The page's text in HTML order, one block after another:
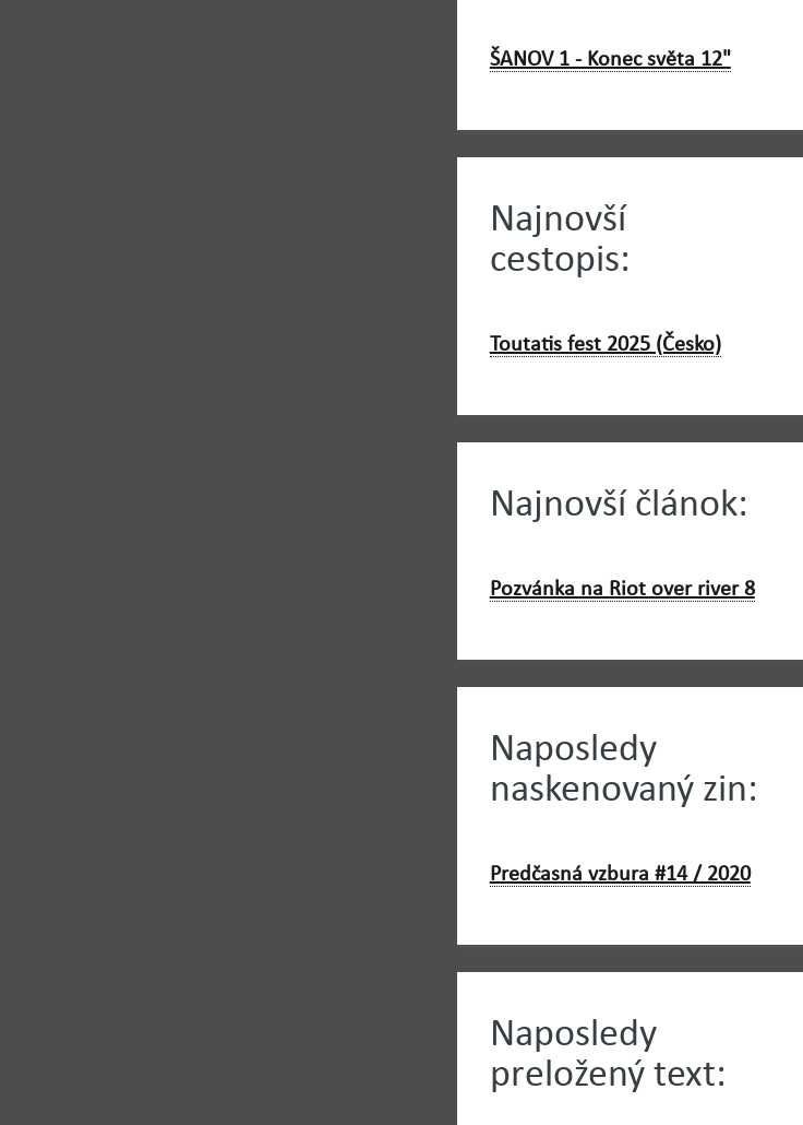
ŠANOV 1 - Konec světa 12"
Najnovší
cestopis:
Toutatis fest 2025 (Česko)
Najnovší článok:
Pozvánka na Riot over river 8
Naposledy
naskenovaný zin:
Predčasná vzbura #14 / 2020
Naposledy
preložený text: